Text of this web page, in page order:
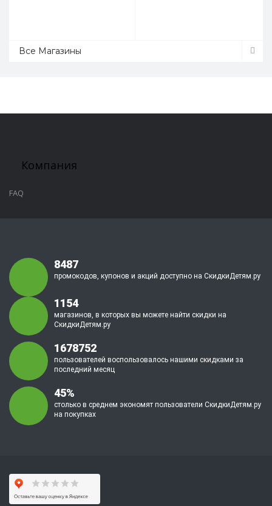
Все Магазины
Компания
FAQ
8487
промокодов, купонов и акций доступно на СкидкиДетям.ру
1154
магазинов, в которых вы можете найти скидки на
СкидкиДетям.ру
1678752
пользователей воспользовалось нашими скидками за
последний месяц
45%
столько в среднем экономят пользователи СкидкиДетям.ру
на покупках